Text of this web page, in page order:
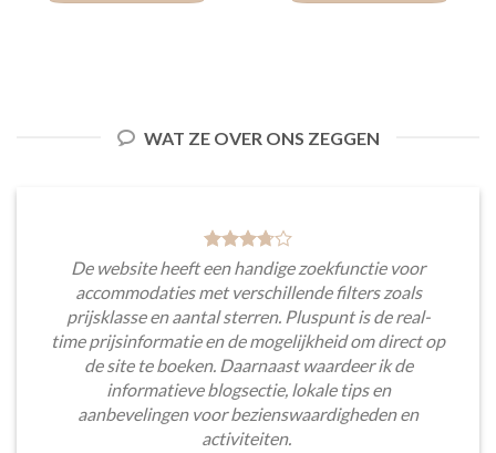
WAT ZE OVER ONS ZEGGEN
De website heeft een handige zoekfunctie voor
accommodaties met verschillende filters zoals
prijsklasse en aantal sterren. Pluspunt is de real-
time prijsinformatie en de mogelijkheid om direct op
de site te boeken. Daarnaast waardeer ik de
informatieve blogsectie, lokale tips en
aanbevelingen voor bezienswaardigheden en
activiteiten.